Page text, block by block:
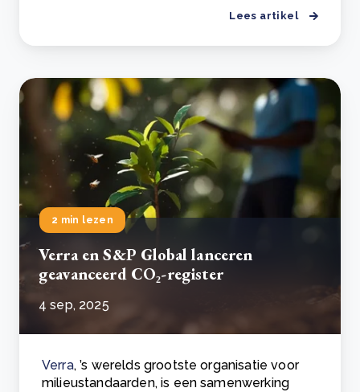
Lees artikel
2 min lezen
Verra en S&P Global lanceren
geavanceerd CO₂-register
4 sep, 2025
Verra, ’s werelds grootste organisatie voor
milieustandaarden, is een samenwerking